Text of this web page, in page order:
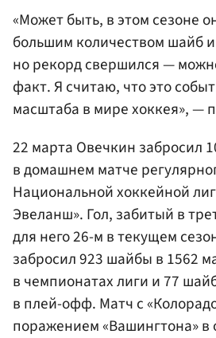
«Может быть, в этом сезоне
большим количеством шайб
но рекорд свершился —
факт. Я считаю, что это
масштаба в мире хоккея», —
22 марта Овечкин забросил
в домашнем матче
Национальной хоккейной
Эвеланш». Гол, забитый в
для него 26-м в текущем
забросил 923 шайбы в 1562
в чемпионатах лиги и 77
в плей-офф. Матч с
поражением «Вашингтона»